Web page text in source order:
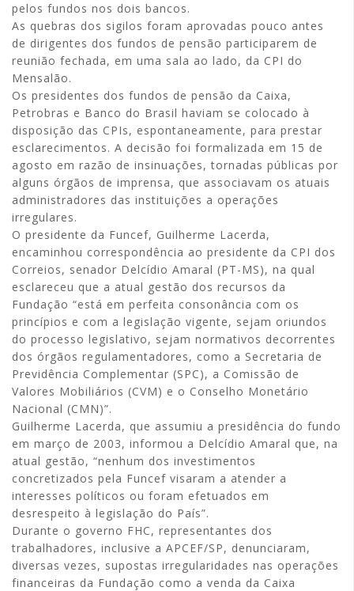
pelos fundos nos dois bancos.
As quebras dos sigilos foram aprovadas pouco antes
de dirigentes dos fundos de pensão participarem de
reunião fechada, em uma sala ao lado, da CPI do
Mensalão.
Os presidentes dos fundos de pensão da Caixa,
Petrobras e Banco do Brasil haviam se colocado à
disposição das CPIs, espontaneamente, para prestar
esclarecimentos. A decisão foi formalizada em 15 de
agosto em razão de insinuações, tornadas públicas por
alguns órgãos de imprensa, que associavam os atuais
administradores das instituições a operações
irregulares.
O presidente da Funcef, Guilherme Lacerda,
encaminhou correspondência ao presidente da CPI dos
Correios, senador Delcídio Amaral (PT-MS), na qual
esclareceu que a atual gestão dos recursos da
Fundação “está em perfeita consonância com os
princípios e com a legislação vigente, sejam oriundos
do processo legislativo, sejam normativos decorrentes
dos órgãos regulamentadores, como a Secretaria de
Previdência Complementar (SPC), a Comissão de
Valores Mobiliários (CVM) e o Conselho Monetário
Nacional (CMN)”.
Guilherme Lacerda, que assumiu a presidência do fundo
em março de 2003, informou a Delcídio Amaral que, na
atual gestão, “nenhum dos investimentos
concretizados pela Funcef visaram a atender a
interesses políticos ou foram efetuados em
desrespeito à legislação do País”.
Durante o governo FHC, representantes dos
trabalhadores, inclusive a APCEF/SP, denunciaram,
diversas vezes, supostas irregularidades nas operações
financeiras da Fundação como a venda da Caixa